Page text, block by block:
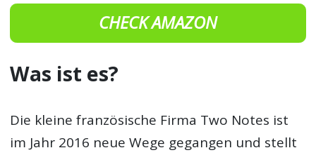
CHECK AMAZON
Was ist es?
Die kleine französische Firma Two Notes ist
im Jahr 2016 neue Wege gegangen und stellt